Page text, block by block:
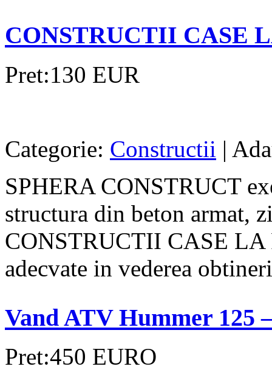
CONSTRUCTII CASE
Pret:130 EUR
Categorie: Constructii |
SPHERA CONSTRUCT
structura din beton armat,
CONSTRUCTII CASE
adecvate in vederea
Vand ATV Hummer 125
Pret:450 EURO